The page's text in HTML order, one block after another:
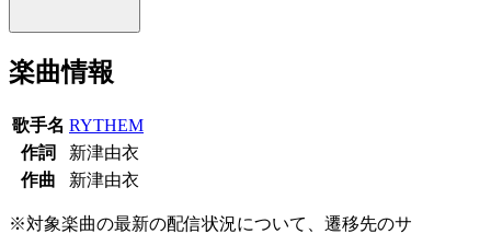
楽曲情報
歌手名 RYTHEM
作詞
新津由衣
作曲
新津由衣
※対象楽曲の最新の配信状況について、遷移先のサ